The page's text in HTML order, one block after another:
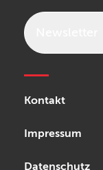
Kontakt
Impressum
Datenschutz